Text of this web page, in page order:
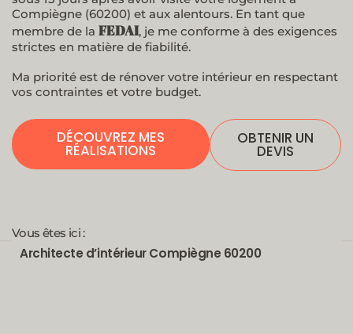
Compiègne (60200) et aux alentours. En tant que
membre de la FEDAI, je me conforme à des exigences
strictes en matière de fiabilité.
Ma priorité est de rénover votre intérieur en respectant
vos contraintes et votre budget.
DÉCOUVREZ MES
RÉALISATIONS
OBTENIR UN
DEVIS
Vous êtes ici :
Architecte d’intérieur Compiègne 60200